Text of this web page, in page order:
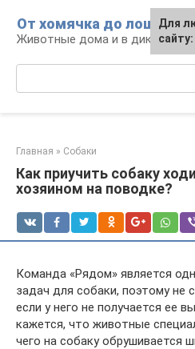
контенту
От хомячка до лошади
Животные дома и в дикой
Главная » Собаки
Как приучить собаку
хозяином на поводке?
Команда «Рядом» является
задач для собаки, поэтому не
если у него не получается ее
кажется, что животные
чего на собаку обрушивается
Для